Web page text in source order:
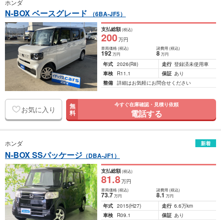
ホンダ
N-BOX ベースグレード （6BA-JF5）
支払総額(税込)
200万円
車両価格(税込)
192万円
諸費用 (税込)
8 万円
年式 2026(R8) 走行 登録済未使用車
車検
R11.1 保証 あり
整備 詳細はお気軽にお問合せください
お気に入り 無
料
今すぐ在庫確認・見積り依頼
電話する
ホンダ 新着
N-BOX SSパッケージ （DBA-JF1）
支払総額(税込)
81.8万円
車両価格(税込)
73.7万円
諸費用 (税込)
8.1 万円
年式 2015(H27) 走行 6.6万km
車検
R09.1 保証 あり